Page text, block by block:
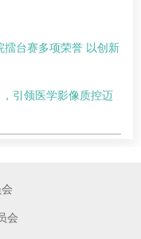
台赛多项荣誉 以创新
引领医学影像质控迈
会